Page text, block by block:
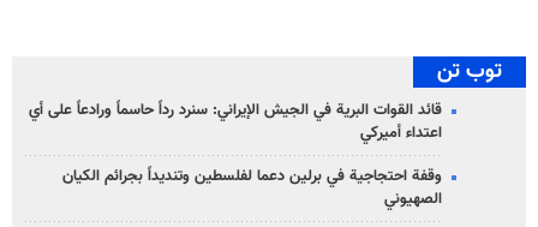
توب تن
قائد القوات البرية في الجيش الإيراني: سنرد رداً حاسماً ورادعاً على أي
اعتداء أميركي
وقفة احتجاجية في برلين دعما لفلسطين وتنديداً بجرائم الكيان
الصهیوني